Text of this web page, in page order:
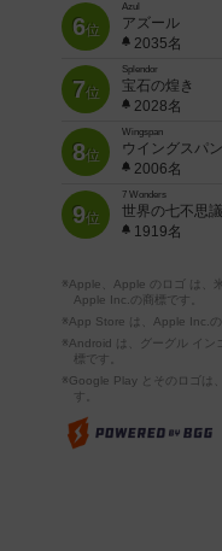
6位
Azul
アズール
2035名
7位
Splendor
宝石の煌き
2028名
8位
Wingspan
ウイングスパン
2006名
9位
7 Wonders
世界の七不思議
1919名
※Apple、Apple のロゴ は、
Apple Inc.の商標です。
※App Store は、Apple Inc.の
※Android は、グーグル イン
標です。
※Google Play とそのロゴは
す。